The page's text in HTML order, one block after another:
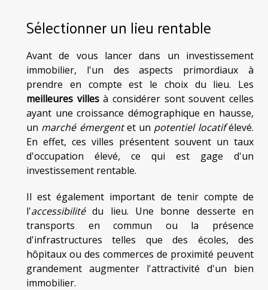
Sélectionner un lieu rentable
Avant de vous lancer dans un investissement
immobilier, l'un des aspects primordiaux à
prendre en compte est le choix du lieu. Les
meilleures villesà considérer sont souvent celles
ayant une croissance démographique en hausse,
un marché émergentet un potentiel locatifélevé.
En effet, ces villes présentent souvent un taux
d'occupation élevé, ce qui est gage d'un
investissement rentable.
Il est également important de tenir compte de
l'accessibilitédu lieu. Une bonne desserte en
transports en commun ou la présence
d'infrastructures telles que des écoles, des
hôpitaux ou des commerces de proximité peuvent
grandement augmenter l'attractivité d'un bien
immobilier.